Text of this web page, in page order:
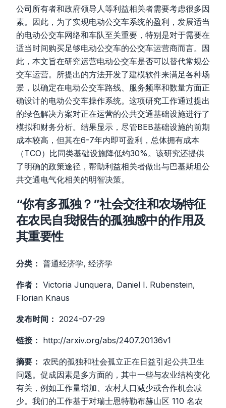
公司所有者和政府领导人等利益相关者需要考虑很多因
素。因此，为了实现电动公交车系统的盈利，发展适当
的电动公交车网络和车队至关重要，特别是对于需要在
适当时间购买足够电动公交车的公交车运营商而言。因
此，本文旨在研究运营电动公交车是否可以替代常规公
交车运营。所提出的方法开发了建模软件来满足各种场
景，以确定在电动公交车路线、服务频率和数量方面正
确设计的电动公交车操作系统。这项研究工作通过提出
的绿色解决方案对正在运营的公共交通基础设施进行了
模拟和财务分析。结果显示，尽管BEB基础设施的前期
成本较高，但其在6-7年内即可盈利，总体拥有成本
（TCO）比同类基础设施降低约30%。该研究还提供
了明确的政策途径，帮助利益相关者做出与巴基斯坦公
共交通电气化相关的明智决策。
“你有多孤独？”社会交往和农场特征
在农民自我报告的孤独感中的作用及
其重要性
分类： 普通经济学, 经济学
作者： Victoria Junquera, Daniel I. Rubenstein,
Florian Knaus
发布时间： 2024-07-29
链接： http://arxiv.org/abs/2407.20136v1
摘要： 农民的孤独和社会孤立正在日益引起公共卫生
问题。促成因素是多方面的，其中一些与农业结构变化
有关，例如工作量增加、农村人口减少或合作机会减
少。我们的工作基于对瑞士恩特勒布赫山区 110 名农